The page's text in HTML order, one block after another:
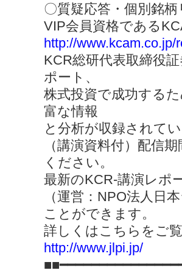
〇質疑応答・個別銘
VIP会員資格である
http://www.kcam.co.jp/
KCR総研代表取締役
ポート、
株式投資で成功する
富な情報
と分析が収録されて
（講演資料付）配信
ください。
最新のKCR-講演レポ
（運営：NPO法人日
ことができます。
詳しくはこちらをご
http://www.jlpi.jp/